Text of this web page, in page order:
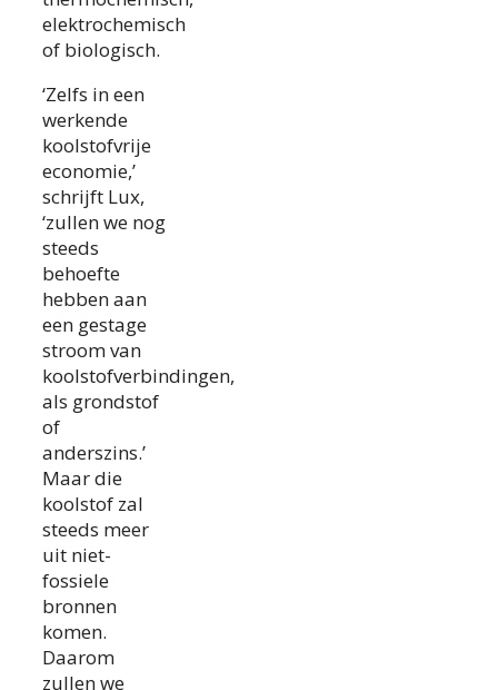
elektrochemisch
of biologisch.
‘Zelfs in een
werkende
koolstofvrije
economie,’
schrijft Lux,
‘zullen we nog
steeds
behoefte
hebben aan
een gestage
stroom van
koolstofverbindingen,
als grondstof
of
anderszins.’
Maar die
koolstof zal
steeds meer
uit niet-
fossiele
bronnen
komen.
Daarom
zullen we